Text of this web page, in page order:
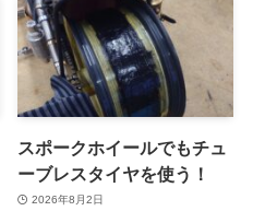
スポークホイールでもチュ
ーブレスタイヤを使う！
2026年8月2日